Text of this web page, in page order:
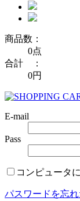
商品数：
0点
合計 ：
0円
E-mail
Pass
コンピュータ
パスワードを忘